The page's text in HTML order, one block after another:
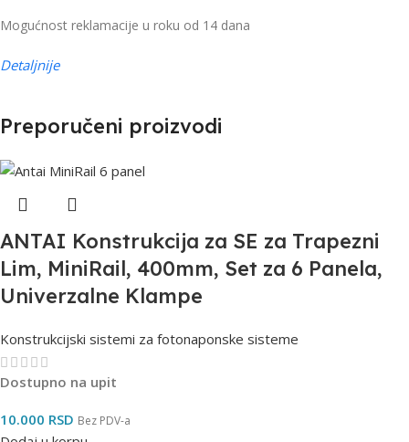
Mogućnost reklamacije u roku od 14 dana
Detaljnije
Preporučeni proizvodi
ANTAI Konstrukcija za SE za Trapezni
Lim, MiniRail, 400mm, Set za 6 Panela,
Univerzalne Klampe
Konstrukcijski sistemi za fotonaponske sisteme
Dostupno na upit
10.000 RSD Bez PDV-a